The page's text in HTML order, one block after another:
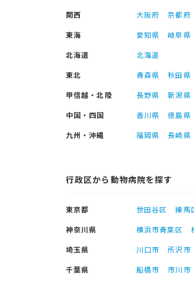
関西
大阪府 京都府
東海
愛知県 岐阜県
北海道
北海道
東北
青森県 秋田県
甲信越・北陸
長野県 新潟県
中国・四国
香川県 徳島県
九州・沖縄
福岡県 長崎県
行政区から動物病院を探す
東京都 世田谷区 練馬
神奈川県
横浜市青葉区
埼玉県
川口市 所沢市
千葉県
船橋市 市川市